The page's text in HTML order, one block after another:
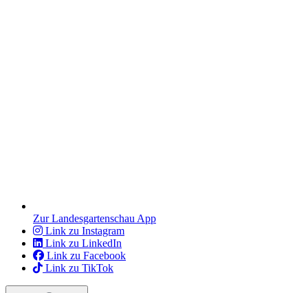
Zur Landesgartenschau App
Link zu Instagram
Link zu LinkedIn
Link zu Facebook
Link zu TikTok